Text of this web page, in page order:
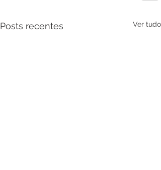
Posts recentes Ver tudo